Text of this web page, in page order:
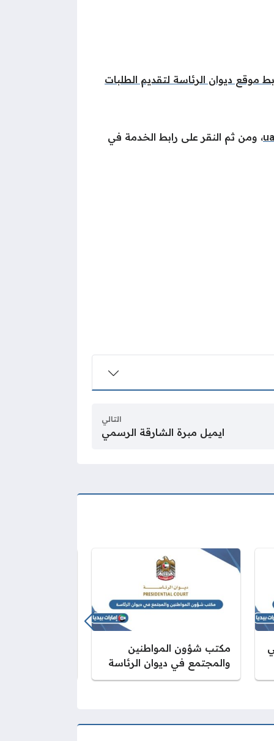
موقع ديوان الرئاسة لتقديم الطلبات
، ومن ثم النقر على رابط الخدمة في
التالي
ايميل مبرة الشارقة الرسمي
مكتب شؤون المواطنين
والمجتمع في ديوان الرئاسة